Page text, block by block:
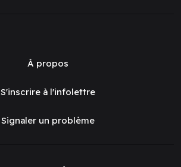
À propos
S'inscrire à l'infolettre
Signaler un problème